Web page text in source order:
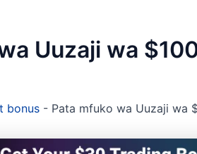
Uuzaji wa
bonus - Pata mfuko wa Uuzaji wa